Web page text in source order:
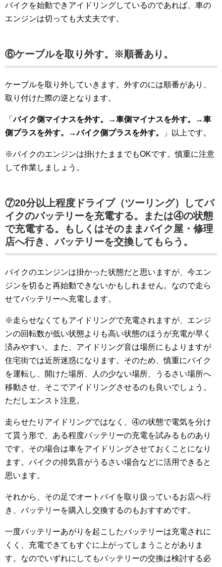
バイクを始動できアイドリングしているのであれば、車の
エンジンは切っても大丈夫です。
⑥ケーブルを取り外す。※順番あり。
ケーブルを取り外していきます。外すのには順番があり、
取り付けた際の逆となります。
「バイク側マイナスを外す。→車側マイナスを外す。→車
側プラスを外す。→バイク側プラスを外す。
」以上です。
※バイクのエンジンは掛けたままでもOKです。慎重に注意
して作業しましょう。
⑦20分以上程度ドライブ（ツーリング）してバ
イクのバッテリーを充電する。または④の状態
で充電する。もしくはそのままバイク屋・修理
店へ行き、バッテリーを交換してもらう。
バイクのエンジンは掛かった状態だと思いますが、今エン
ジンを切ると再始動できないかもしれません。なので走ら
せてバッテリーへ充電します。
※走らせなくてもアイドリングで充電されますが、エンジ
ンの回転数が低い状態よりも高い状態のほうが充電が早く
済みやすい。また、アイドリング音は場所にもよりますが
住宅街では近所迷惑になります。そのため、慎重にバイク
を運転し、開けた場所、人の少ない場所、うるさい場所へ
移動させ、そこでアイドリングさせるのも良いでしょう。
ただしエンスト注意。
走らせたりアイドリングではなく、④の状態で電気を分け
て貰う形で、ある程度バッテリーの充電を試みるものあり
です。その場合は車をアイドリングさせておくことになり
ます。バイクの排気音がうるさい場合などに活用できると
思います。
それから、その足でオートバイを取り扱っているお店へ行
き、バッテリーを購入し交換するのもおすすめです。
一度バッテリーあがりを起こしたバッテリーは充電されに
くく、充電できてもすぐに上がってしまうことがありま
す。なのでいずれにしてもバッテリーの交換は検討する必